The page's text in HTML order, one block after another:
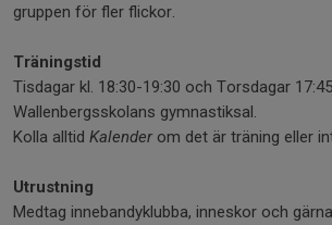
gruppen för fler flickor.
Träningstid
Tisdagar kl. 18:30-19:30 och Torsdagar
Wallenbergsskolans gymnastiksal.
Kolla alltid Kalender om det är träning eller
Utrustning
Medtag innebandyklubba, inneskor och